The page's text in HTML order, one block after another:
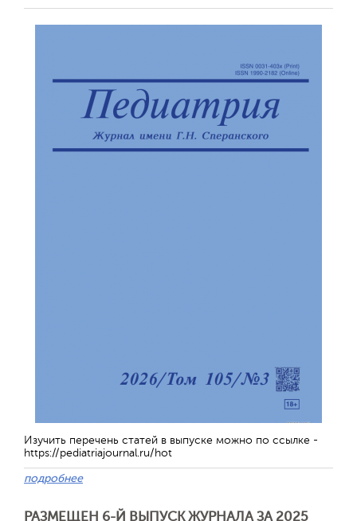
Изучить перечень статей в выпуске можно по ссылке -
https://pediatriajournal.ru/hot
подробнее
РАЗМЕЩЕН 6-Й ВЫПУСК ЖУРНАЛА ЗА 2025